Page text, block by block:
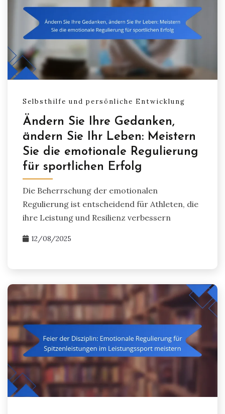
Selbsthilfe und persönliche Entwicklung
Ändern Sie Ihre Gedanken,
ändern Sie Ihr Leben: Meistern
Sie die emotionale Regulierung
für sportlichen Erfolg
Die Beherrschung der emotionalen
Regulierung ist entscheidend für Athleten, die
ihre Leistung und Resilienz verbessern
12/08/2025